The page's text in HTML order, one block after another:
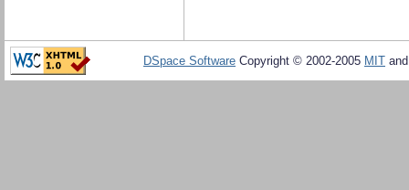
DSpace Software Copyright © 2002-2005 MIT